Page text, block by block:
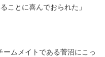
ことに喜んでおられた」
ムメイトである菅沼にこっ